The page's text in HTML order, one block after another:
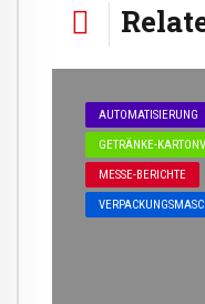
AUTOMATISIERUNG
GETRÄNKE-
MESSE-BERICHTE